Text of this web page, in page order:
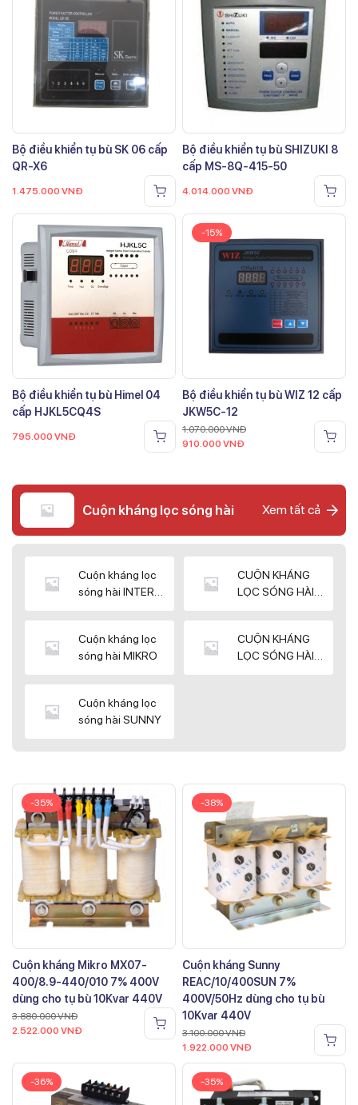
Bộ điều khiển tụ bù SK 06 cấp
QR-X6
1.475.000 VNĐ
Bộ điều khiển tụ bù SHIZUKI 8
cấp MS-8Q-415-50
4.014.000 VNĐ
Bộ điều khiển tụ bù Himel 04
cấp HJKL5CQ4S
795.000 VNĐ
-15%
Bộ điều khiển tụ bù WIZ 12 cấp
JKW5C-12
1.070.000VNĐ
910.000 VNĐ
Cuộn kháng lọc sóng hài Xem tất cả
Cuộn kháng lọc
sóng hài INTER
CUỘN KHÁNG
LỌC SÓNG HÀI
Cuộn kháng lọc
sóng hài MIKRO
CUỘN KHÁNG
LỌC SÓNG HÀI
Cuộn kháng lọc
sóng hài SUNNY
-35%
Cuộn kháng Mikro MX07-
400/8.9-440/010 7% 400V
dùng cho tụ bù 10Kvar 440V
3.880.000VNĐ
2.522.000 VNĐ
-38%
Cuộn kháng Sunny
REAC/10/400SUN 7%
400V/50Hz dùng cho tụ bù
10Kvar 440V
3.100.000VNĐ
1.922.000 VNĐ
-36% -35%